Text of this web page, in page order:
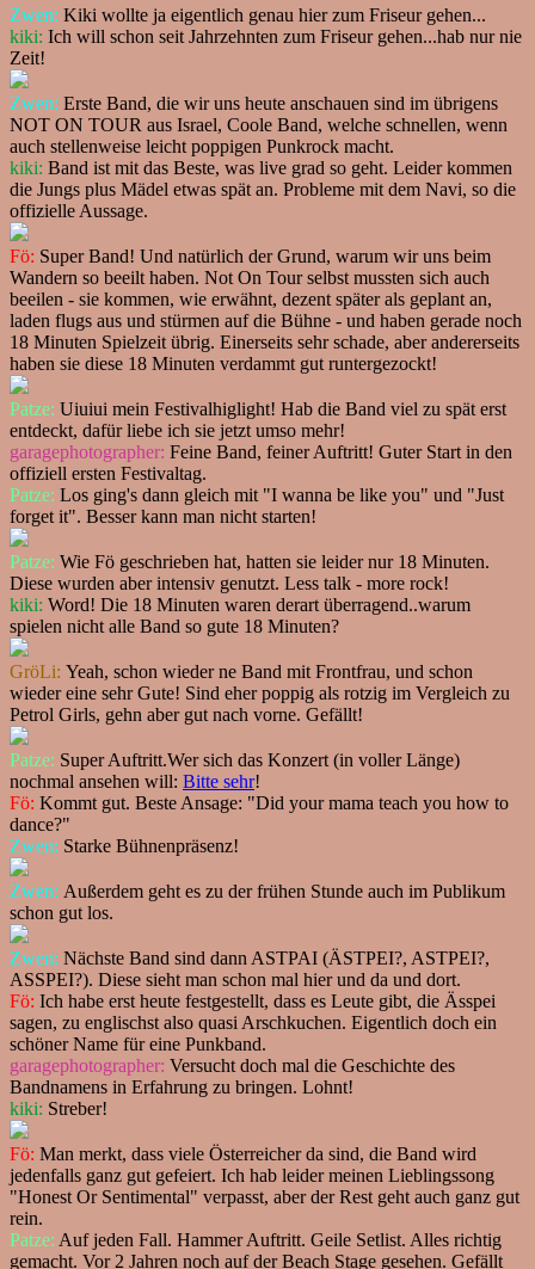
Zwen: Kiki wollte ja eigentlich genau hier zum Friseur gehen...
kiki: Ich will schon seit Jahrzehnten zum Friseur gehen...hab nur nie
Zeit!
Zwen: Erste Band, die wir uns heute anschauen sind im übrigens
NOT ON TOUR aus Israel, Coole Band, welche schnellen, wenn
auch stellenweise leicht poppigen Punkrock macht.
kiki: Band ist mit das Beste, was live grad so geht. Leider kommen
die Jungs plus Mädel etwas spät an. Probleme mit dem Navi, so die
offizielle Aussage.
Fö: Super Band! Und natürlich der Grund, warum wir uns beim
Wandern so beeilt haben. Not On Tour selbst mussten sich auch
beeilen - sie kommen, wie erwähnt, dezent später als geplant an,
laden flugs aus und stürmen auf die Bühne - und haben gerade noch
18 Minuten Spielzeit übrig. Einerseits sehr schade, aber andererseits
haben sie diese 18 Minuten verdammt gut runtergezockt!
Patze: Uiuiui mein Festivalhiglight! Hab die Band viel zu spät erst
entdeckt, dafür liebe ich sie jetzt umso mehr!
garagephotographer: Feine Band, feiner Auftritt! Guter Start in den
offiziell ersten Festivaltag.
Patze: Los ging's dann gleich mit "I wanna be like you" und "Just
forget it". Besser kann man nicht starten!
Patze: Wie Fö geschrieben hat, hatten sie leider nur 18 Minuten.
Diese wurden aber intensiv genutzt. Less talk - more rock!
kiki: Word! Die 18 Minuten waren derart überragend..warum
spielen nicht alle Band so gute 18 Minuten?
GröLi: Yeah, schon wieder ne Band mit Frontfrau, und schon
wieder eine sehr Gute! Sind eher poppig als rotzig im Vergleich zu
Petrol Girls, gehn aber gut nach vorne. Gefällt!
Patze: Super Auftritt.Wer sich das Konzert (in voller Länge)
nochmal ansehen will: Bitte sehr!
Fö: Kommt gut. Beste Ansage: "Did your mama teach you how to
dance?"
Zwen: Starke Bühnenpräsenz!
Zwen: Außerdem geht es zu der frühen Stunde auch im Publikum
schon gut los.
Zwen: Nächste Band sind dann ASTPAI (ÄSTPEI?, ASTPEI?,
ASSPEI?). Diese sieht man schon mal hier und da und dort.
Fö: Ich habe erst heute festgestellt, dass es Leute gibt, die Ässpei
sagen, zu englischst also quasi Arschkuchen. Eigentlich doch ein
schöner Name für eine Punkband.
garagephotographer: Versucht doch mal die Geschichte des
Bandnamens in Erfahrung zu bringen. Lohnt!
kiki: Streber!
Fö: Man merkt, dass viele Österreicher da sind, die Band wird
jedenfalls ganz gut gefeiert. Ich hab leider meinen Lieblingssong
"Honest Or Sentimental" verpasst, aber der Rest geht auch ganz gut
rein.
Patze: Auf jeden Fall. Hammer Auftritt. Geile Setlist. Alles richtig
gemacht. Vor 2 Jahren noch auf der Beach Stage gesehen. Gefällt